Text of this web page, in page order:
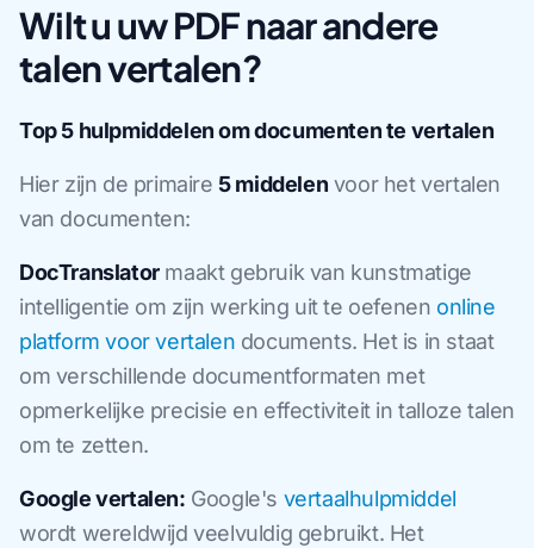
Wilt u uw PDF naar andere
talen vertalen?
Top 5 hulpmiddelen om documenten te vertalen
Hier zijn de primaire 5 middelen voor het vertalen
van documenten:
DocTranslatormaakt gebruik van kunstmatige
intelligentie om zijn werking uit te oefenen online
platform voor vertalen documents. Het is in staat
om verschillende documentformaten met
opmerkelijke precisie en effectiviteit in talloze talen
om te zetten.
Google vertalen: Google's vertaalhulpmiddel
wordt wereldwijd veelvuldig gebruikt. Het